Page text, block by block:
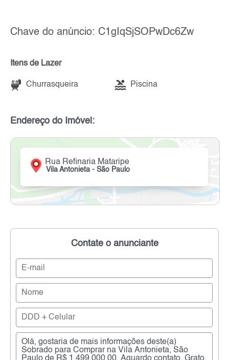
Chave do anúncio: C1gIqSjSOPwDc6Zw
Itens de Lazer
Churrasqueira Piscina
Endereço do Imóvel:
Rua Refinaria Mataripe
Vila Antonieta - São Paulo
Contate o anunciante